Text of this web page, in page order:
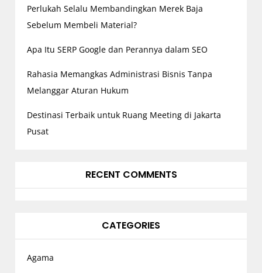
Perlukah Selalu Membandingkan Merek Baja
Sebelum Membeli Material?
Apa Itu SERP Google dan Perannya dalam SEO
Rahasia Memangkas Administrasi Bisnis Tanpa
Melanggar Aturan Hukum
Destinasi Terbaik untuk Ruang Meeting di Jakarta
Pusat
RECENT COMMENTS
CATEGORIES
Agama